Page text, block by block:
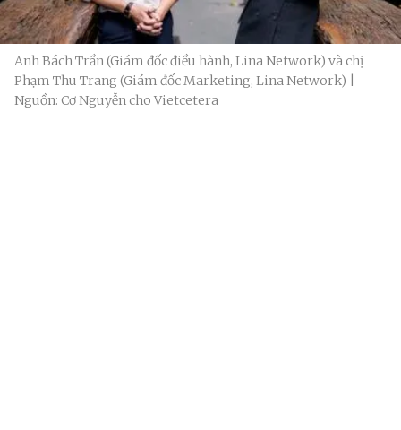
Anh Bách Trần (Giám đốc điều hành, Lina Network) và chị
Phạm Thu Trang (Giám đốc Marketing, Lina Network) |
Nguồn: Cơ Nguyễn cho Vietcetera